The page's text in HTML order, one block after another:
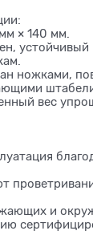
× 140 мм.
устойчивый
ножками,
вес
и